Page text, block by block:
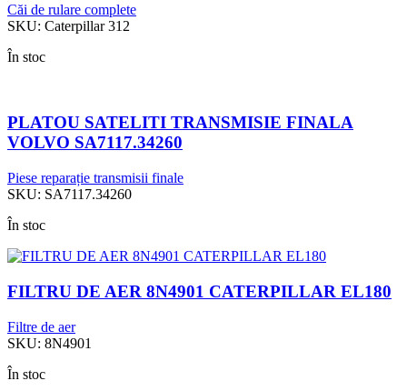
Căi de rulare complete
SKU: Caterpillar 312
În stoc
PLATOU SATELITI TRANSMISIE FINALA
VOLVO SA7117.34260
Piese reparație transmisii finale
SKU: SA7117.34260
În stoc
FILTRU DE AER 8N4901 CATERPILLAR EL180
Filtre de aer
SKU: 8N4901
În stoc